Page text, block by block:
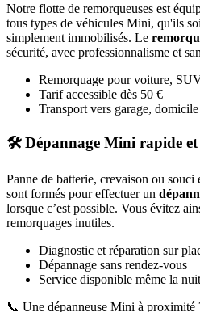
Notre flotte de remorqueuses est
tous types de véhicules Mini, qu'ils
simplement immobilisés. Le
sécurité, avec professionnalisme et
Remorquage pour voiture,
Tarif accessible dès 50 €
Transport vers garage,
🛠️ Dépannage Mini rapide et
Panne de batterie, crevaison ou
sont formés pour effectuer un
lorsque c’est possible. Vous évitez
remorquages inutiles.
Diagnostic et réparation sur
Dépannage sans rendez-vous
Service disponible même la
📞 Une dépanneuse Mini à proximité